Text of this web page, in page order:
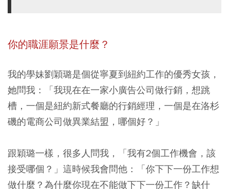
你的職涯願景是什麼？
我的學妹劉穎璐是個從寧夏到紐約工作的優秀女孩，
她問我：「我現在在一家小廣告公司做行銷，想跳
槽，一個是紐約新式餐廳的行銷經理，一個是在洛杉
磯的電商公司做異業結盟，哪個好？」
跟穎璐一樣，很多人問我，「我有2個工作機會，該
接受哪個？」這時候我會問他：「你下下一份工作想
做什麼？為什麼你現在不能做下下一份工作？缺什